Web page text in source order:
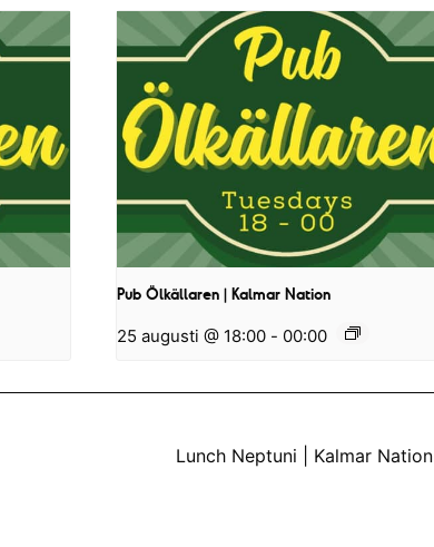
Pub Ölkällaren | Kalmar Nation
25 augusti @ 18:00 - 00:00
Lunch Neptuni | Kalmar Nation